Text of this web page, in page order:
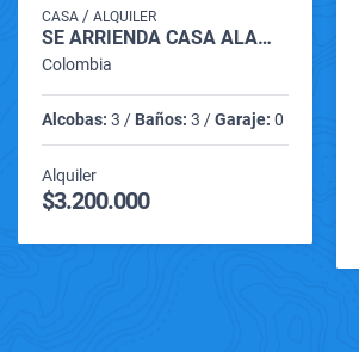
CASA / ALQUILER
SE ARRIENDA CASA ALAMOS PEREIRA RISARALDA
Colombia
Alcobas: 3 / Baños: 3 /Garaje: 0
Alquiler
$3.200.000